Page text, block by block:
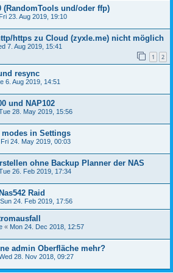
(RandomTools und/oder ffp)
Fri 23. Aug 2019, 19:10
https zu Cloud (zyxle.me) nicht möglich
7. Aug 2019, 15:41
1 2
resync
6. Aug 2019, 14:51
und NAP102
28. May 2019, 15:56
in Settings
Fri 24. May 2019, 00:03
ohne Backup Planner der NAS
26. Feb 2019, 17:34
Raid
Sun 24. Feb 2019, 17:56
« Mon 24. Dec 2018, 12:57
admin Oberfläche mehr?
28. Nov 2018, 09:27